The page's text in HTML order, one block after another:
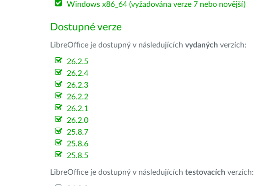
Windows x86_64 (vyžadována verze 7 nebo novější)
Dostupné verze
LibreOffice je dostupný v následujících vydaných verzích:
26.2.5
26.2.4
26.2.3
26.2.2
26.2.1
26.2.0
25.8.7
25.8.6
25.8.5
LibreOffice je dostupný v následujících testovacích verzích: